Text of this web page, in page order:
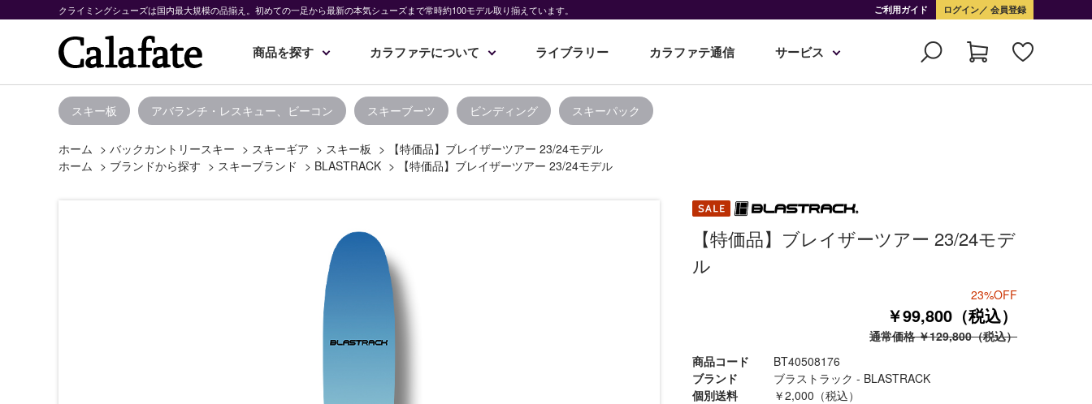
クライミングシューズは国内最大規模の品揃え。初めての一足から最新の本気シューズまで常時約100モデル取り揃えています。 ご利用ガイド ログイン 会員登録
商品を探す カラファテについて ライブラリー カラファテ通信 サービス
スキー板 アバランチ・レスキュー、ビーコン スキーブーツ ビンディング スキーパック
ホーム > バックカントリースキー > スキーギア > スキー板 >
【特価品】ブレイザーツアー 23/24モデル
ホーム > ブランドから探す > スキーブランド > BLASTRACK > 【特価品】ブレイザーツアー 23/24モデル
【特価品】ブレイザーツアー 23/24モデ
ル
23%OFF
￥99,800（税込）
通常価格 ￥129,800（税込）
商品コード
BT40508176
ブランド
ブラストラック - BLASTRACK
個別送料
￥2,000（税込）